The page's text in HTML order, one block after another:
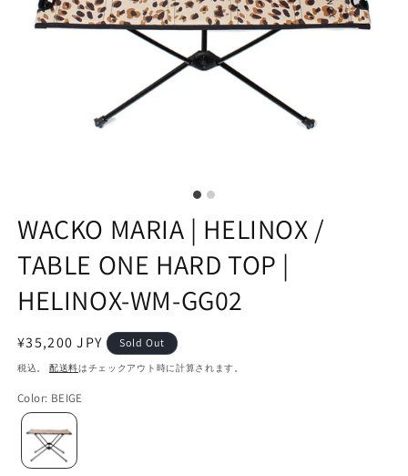
WACKO MARIA | HELINOX /
TABLE ONE HARD TOP |
HELINOX-WM-GG02
通
常
格
¥35,200 JPY Sold Out
税込。 配送料はチェックアウト時に計算されます。
Color: BEIGE